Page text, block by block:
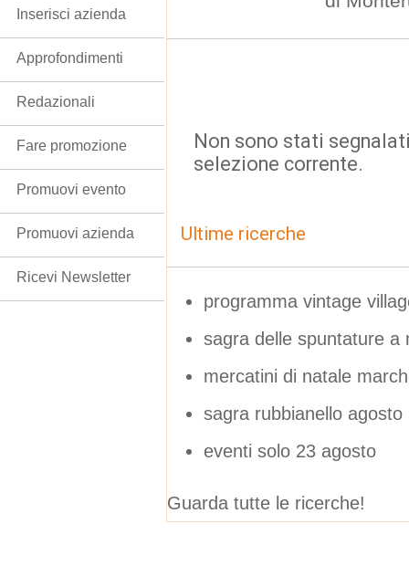
Non sono stati
selezione corrente.
Ultime ricerche
programma vintage
sagra delle spuntature a
mercatini di natale
sagra rubbianello agosto
eventi solo 23 agosto
Guarda tutte le ricerche!
Inserisci azienda
Approfondimenti
Redazionali
Fare promozione
Promuovi evento
Promuovi azienda
Ricevi Newsletter